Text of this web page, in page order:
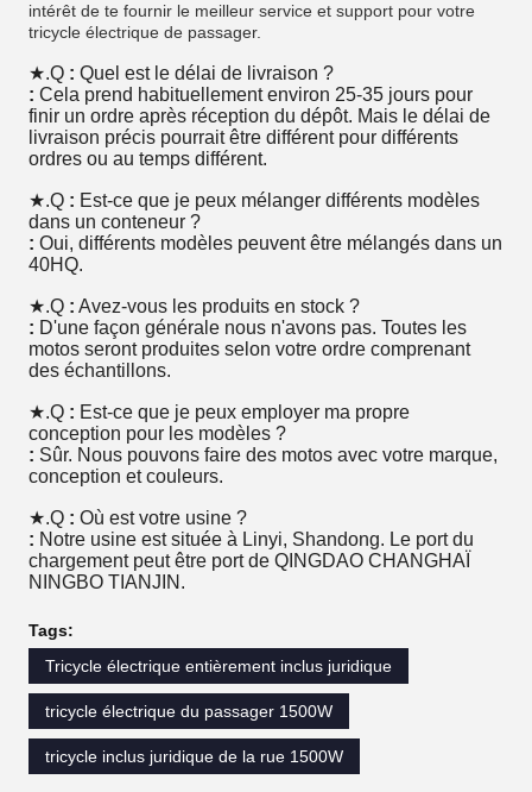
intérêt de te fournir le meilleur service et support pour votre
tricycle électrique de passager.
★.Q : Quel est le délai de livraison ?
: Cela prend habituellement environ 25-35 jours pour
finir un ordre après réception du dépôt. Mais le délai de
livraison précis pourrait être différent pour différents
ordres ou au temps différent.
★.Q : Est-ce que je peux mélanger différents modèles
dans un conteneur ?
: Oui, différents modèles peuvent être mélangés dans un
40HQ.
★.Q : Avez-vous les produits en stock ?
: D'une façon générale nous n'avons pas. Toutes les
motos seront produites selon votre ordre comprenant
des échantillons.
★.Q : Est-ce que je peux employer ma propre
conception pour les modèles ?
: Sûr. Nous pouvons faire des motos avec votre marque,
conception et couleurs.
★.Q : Où est votre usine ?
: Notre usine est située à Linyi, Shandong. Le port du
chargement peut être port de QINGDAO CHANGHAÏ
NINGBO TIANJIN.
Tags:
Tricycle électrique entièrement inclus juridique
tricycle électrique du passager 1500W
tricycle inclus juridique de la rue 1500W